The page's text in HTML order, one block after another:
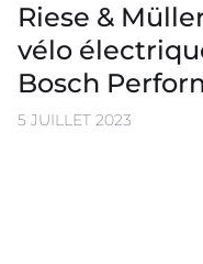
Riese &
vélo
Bosch
5 JUILLET 2023